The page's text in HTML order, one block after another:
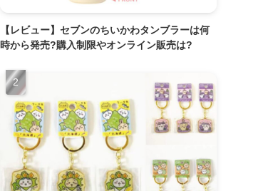
【レビュー】セブンのちいかわタンブラーは何
時から発売?購入制限やオンライン販売は?